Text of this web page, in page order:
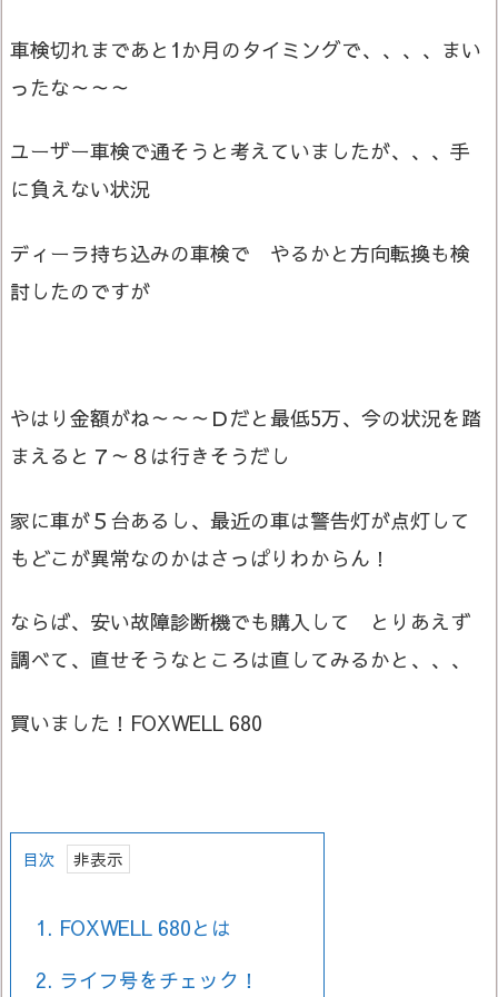
車検切れまであと1か月のタイミングで、、、、まい
ったな～～～
ユーザー車検で通そうと考えていましたが、、、手
に負えない状況
ディーラ持ち込みの車検で やるかと方向転換も検
討したのですが
やはり金額がね～～～Ｄだと最低5万、今の状況を踏
まえると７～８は行きそうだし
家に車が５台あるし、最近の車は警告灯が点灯して
もどこが異常なのかはさっぱりわからん！
ならば、安い故障診断機でも購入して とりあえず
調べて、直せそうなところは直してみるかと、、、
買いました！FOXWELL 680
目次
1. FOXWELL 680とは
2. ライフ号をチェック！